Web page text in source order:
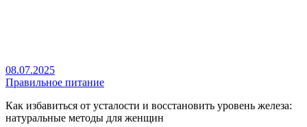
08.07.2025
Правильное питание
Как избавиться от усталости и восстановить уровень железа:
натуральные методы для женщин